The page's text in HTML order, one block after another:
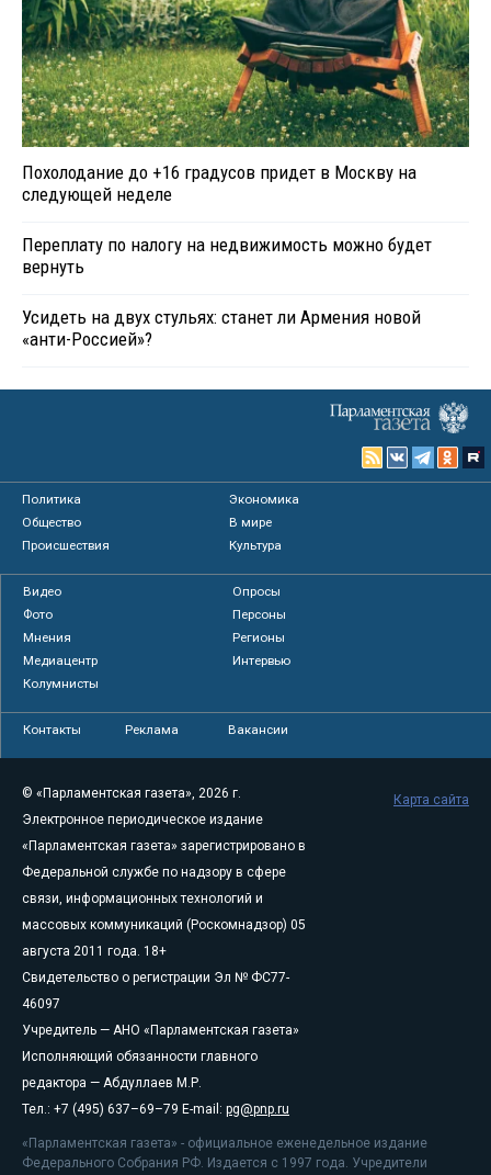
Похолодание до +16 градусов придет в Москву на
следующей неделе
Переплату по налогу на недвижимость можно будет
вернуть
Усидеть на двух стульях: станет ли Армения новой
«анти-Россией»?
Политика
Экономика
Общество
В мире
Происшествия
Культура
Видео
Опросы
Фото
Персоны
Мнения
Регионы
Медиацентр
Интервью
Колумнисты
Контакты Реклама Вакансии
© «Парламентская газета», 2026 г.
Электронное периодическое издание
«Парламентская газета» зарегистрировано в
Федеральной службе по надзору в сфере
связи, информационных технологий и
массовых коммуникаций (Роскомнадзор) 05
августа 2011 года. 18+
Свидетельство о регистрации Эл № ФС77-
46097
Учредитель — АНО «Парламентская газета»
Исполняющий обязанности главного
редактора — Абдуллаев М.Р.
Тел.: +7 (495) 637–69–79 E-mail: pg@pnp.ru
«Парламентская газета» - официальное еженедельное издание
Федерального Собрания РФ. Издается с 1997 года. Учредители
Карта сайта